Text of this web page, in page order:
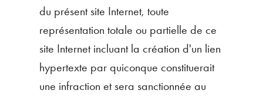
du présent site Internet, toute
représentation totale ou partielle de ce
site Internet incluant la création d'un lien
hypertexte par quiconque constituerait
une infraction et sera sanctionnée au